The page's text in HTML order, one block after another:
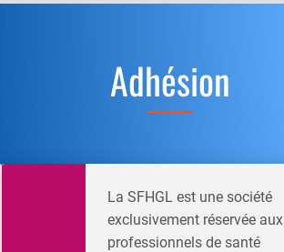
Adhésion
La SFHGL est une société
exclusivement réservée aux
professionnels de santé